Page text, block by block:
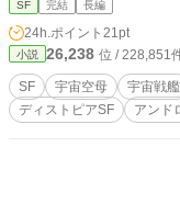
門。 砲
型兵装
載◇亜光
４台他 全長◇
表紙画像
SF 完結 長編
24h.ポイント 21pt
小説 26,238 位 / 228,851
SF 宇宙空母 宇宙戦艦
ディストピアSF
アンド